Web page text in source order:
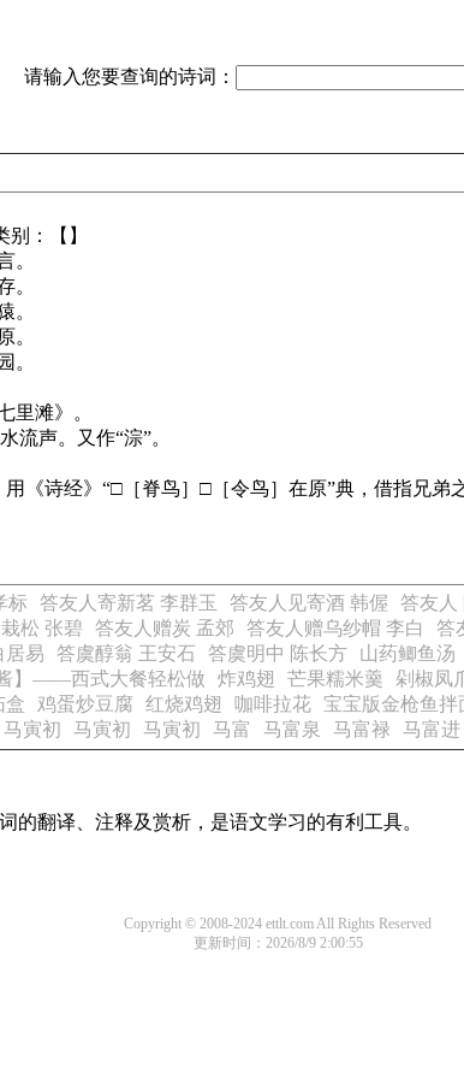
请输入您要查询的诗词：
：【】
。
。
。
。
。
里滩》。
流声。又作“淙”。
《诗经》“□［脊鸟］□［令鸟］在原”典，借指兄弟
标 答友人寄新茗 李群玉 答友人见寄酒 韩偓 答友人
松 张碧 答友人赠炭 孟郊 答友人赠乌纱帽 李白 答
居易 答虞醇翁 王安石 答虞明中 陈长方 山药鲫鱼汤
】——西式大餐轻松做 炸鸡翅 芒果糯米羹 剁椒凤
盒 鸡蛋炒豆腐 红烧鸡翅 咖啡拉花 宝宝版金枪鱼拌
马寅初 马寅初 马寅初 马富 马富泉 马富禄 马富进
的翻译、注释及赏析，是语文学习的有利工具。
Copyright © 2008-2024 ettlt.com All Rights Reserved
更新时间：2026/8/9 2:00:55